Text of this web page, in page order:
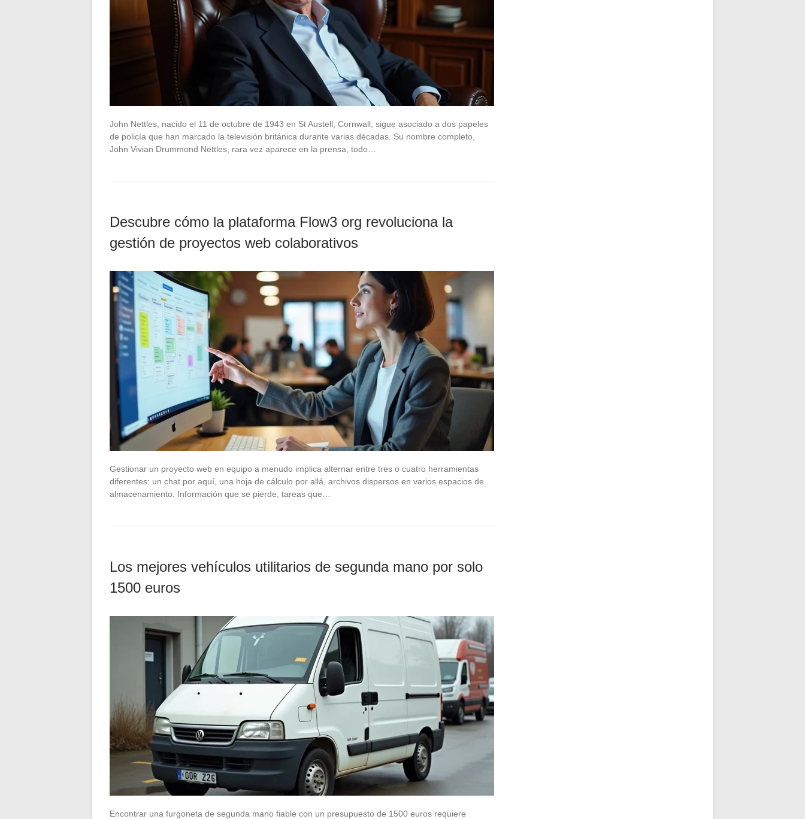
John Nettles, nacido el 11 de octubre de 1943 en St Austell, Cornwall, sigue asociado a dos papeles
de policía que han marcado la televisión británica durante varias décadas. Su nombre completo,
John Vivian Drummond Nettles, rara vez aparece en la prensa, todo…
Descubre cómo la plataforma Flow3 org revoluciona la
gestión de proyectos web colaborativos
Gestionar un proyecto web en equipo a menudo implica alternar entre tres o cuatro herramientas
diferentes: un chat por aquí, una hoja de cálculo por allá, archivos dispersos en varios espacios de
almacenamiento. Información que se pierde, tareas que…
Los mejores vehículos utilitarios de segunda mano por solo
1500 euros
Encontrar una furgoneta de segunda mano fiable con un presupuesto de 1500 euros requiere